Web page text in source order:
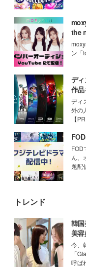
the
ン「
デ
作品
ディ
外の
【PR
FOD
ん、
題配
トレンド
韓
美
「ヘ
今、
「
呼ば